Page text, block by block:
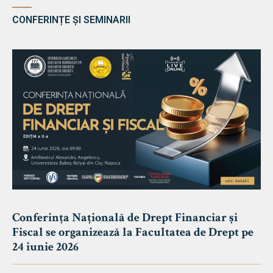
CONFERINȚE ȘI SEMINARII
Conferința Națională de Drept Financiar și
Fiscal se organizează la Facultatea de Drept pe
24 iunie 2026